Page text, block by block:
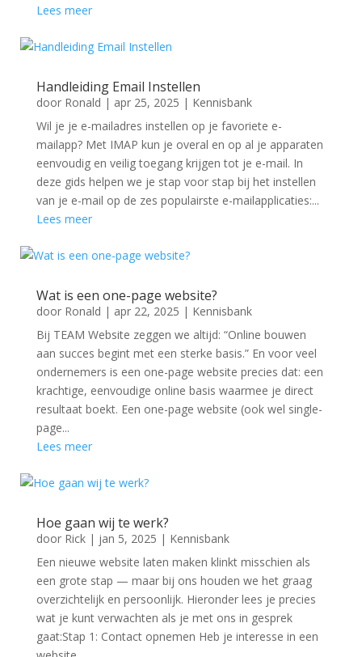
Lees meer
Handleiding Email Instellen
door Ronald | apr 25, 2025 | Kennisbank
Wil je je e-mailadres instellen op je favoriete e-
mailapp? Met IMAP kun je overal en op al je apparaten
eenvoudig en veilig toegang krijgen tot je e-mail. In
deze gids helpen we je stap voor stap bij het instellen
van je e-mail op de zes populairste e-mailapplicaties:...
Lees meer
Wat is een one-page website?
door Ronald | apr 22, 2025 | Kennisbank
Bij TEAM Website zeggen we altijd: “Online bouwen
aan succes begint met een sterke basis.” En voor veel
ondernemers is een one-page website precies dat: een
krachtige, eenvoudige online basis waarmee je direct
resultaat boekt. Een one-page website (ook wel single-
page...
Lees meer
Hoe gaan wij te werk?
door Rick| jan 5, 2025 | Kennisbank
Een nieuwe website laten maken klinkt misschien als
een grote stap — maar bij ons houden we het graag
overzichtelijk en persoonlijk. Hieronder lees je precies
wat je kunt verwachten als je met ons in gesprek
gaat:Stap 1: Contact opnemen Heb je interesse in een